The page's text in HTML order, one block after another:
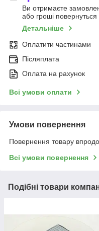
Ви отримаєте
або гроші
Детальніше
Оплатити частинами
Післяплата
Оплата на рахунок
Всі умови оплати
Умови повернення
Повернення товару
Всі умови повернення
Подібні товари